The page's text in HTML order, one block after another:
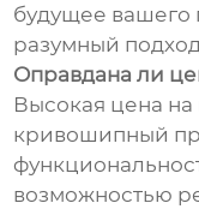
будущее вашего
разумный
Оправдана ли
Высокая цена на
кривошипный
возможностью